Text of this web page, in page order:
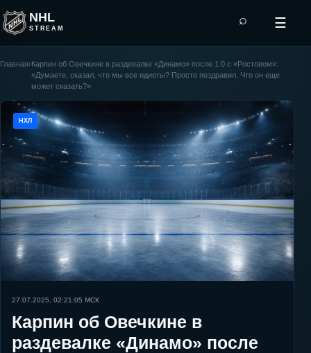
NHL
STREAM
⌕ ☰
Главная›Карпин об Овечкине в раздевалке «Динамо» после 1:0 с «Ростовом»:
«Думаете, сказал, что мы все идиоты? Просто поздравил. Что он еще
может сказать?»
НХЛ
27.07.2025, 02:21:05 МСК
Карпин об Овечкине в
раздевалке «Динамо» после